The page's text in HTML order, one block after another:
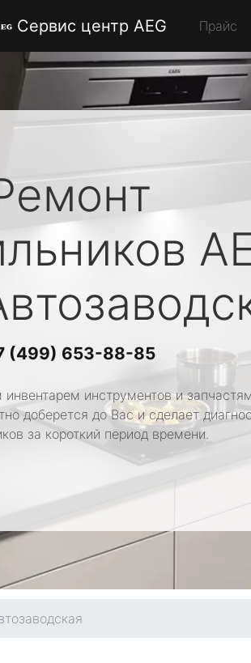
Сервис центр AEG Прайс
(499) 653-88-85
инструментов и
доберется до Вас и сделает
за короткий период времени.